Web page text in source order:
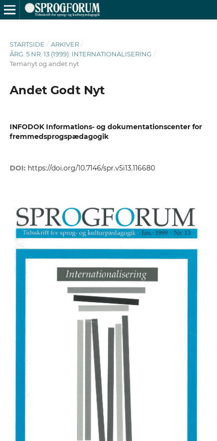
STARTSIDE / ARKIVER /
ÅRG. 5 NR. 13 (1999): INTERNATIONALISERING /
Temanyt og andet nyt
Andet Godt Nyt
INFODOK Informations- og dokumentationscenter for
fremmedsprogspædagogik
DOI: https://doi.org/10.7146/spr.v5i13.116680